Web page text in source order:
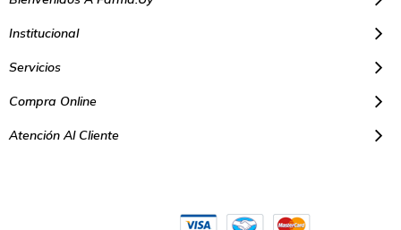
Institucional
Servicios
Compra Online
Atención Al Cliente